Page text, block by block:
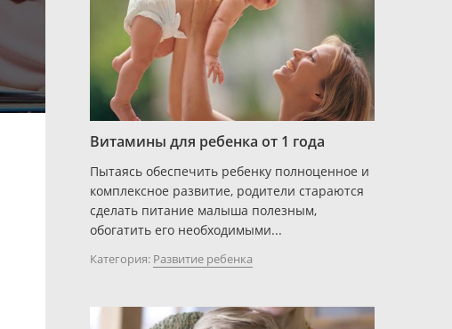
Витамины для ребенка от 1 года
Пытаясь обеспечить ребенку полноценное и
комплексное развитие, родители стараются
сделать питание малыша полезным,
обогатить его необходимыми...
Категория: Развитие ребенка